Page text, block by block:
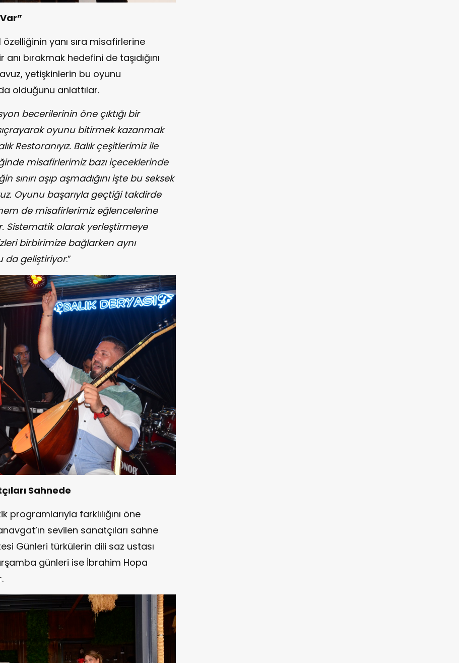
yanı sıra misafirlerine
bırakmak hedefini de taşıdığını
yetişkinlerin bu oyunu
olduğunu anlattılar.
becerilerinin öne çıktığı bir
oyunu bitirmek kazanmak
Restoranıyız. Balık çeşitlerimiz ile
misafirlerimiz bazı içeceklerinde
sınırı aşıp aşmadığını işte bu seksek
Oyunu başarıyla geçtiği takdirde
de misafirlerimiz eğlencelerine
Sistematik olarak yerleştirmeye
birbirimize bağlarken aynı
da geliştiriyor.”
Sahnede
programlarıyla farklılığını öne
sevilen sanatçıları sahne
Günleri türkülerin dili saz ustası
günleri ise İbrahim Hopa